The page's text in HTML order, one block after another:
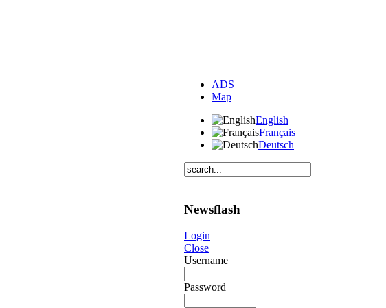
ADS
Map
English
Français
Deutsch
Newsflash
Login
Close
Username
Password